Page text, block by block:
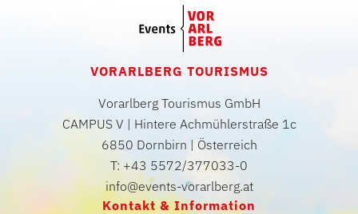
VORARLBERG TOURISMUS
Vorarlberg Tourismus GmbH
CAMPUS V | Hintere Achmühlerstraße 1c
6850 Dornbirn | Österreich
T: +43 5572/377033-0
info@events-vorarlberg.at
Kontakt & Information